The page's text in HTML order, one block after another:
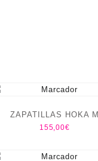
ZAPATILLAS HOKA M
CLIFTON 10
155,00€